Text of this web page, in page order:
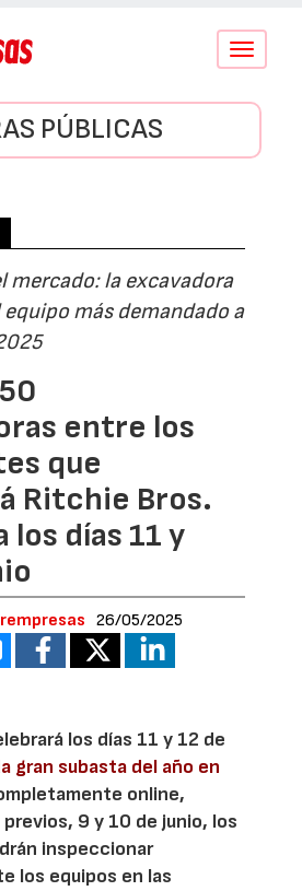
Conmutar
PÚBLICAS
mercado: la excavadora
equipo más demandado a
entre los
que
Ritchie Bros.
los días 11 y
26/05/2025
los días 11 y 12 de
gran subasta del año en
online,
previos, 9 y 10 de junio, los
inspeccionar
los equipos en las